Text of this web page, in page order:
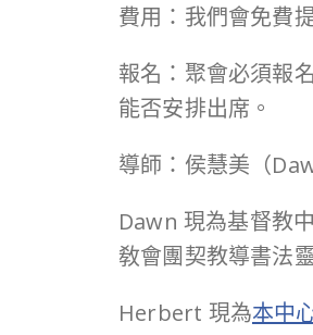
費用：我們會免費
報名：聚會必須報
能否安排出席。
導師：侯慧美（
Dawn 現為基督教
敎會團契教導書法
Herbert 現為本中